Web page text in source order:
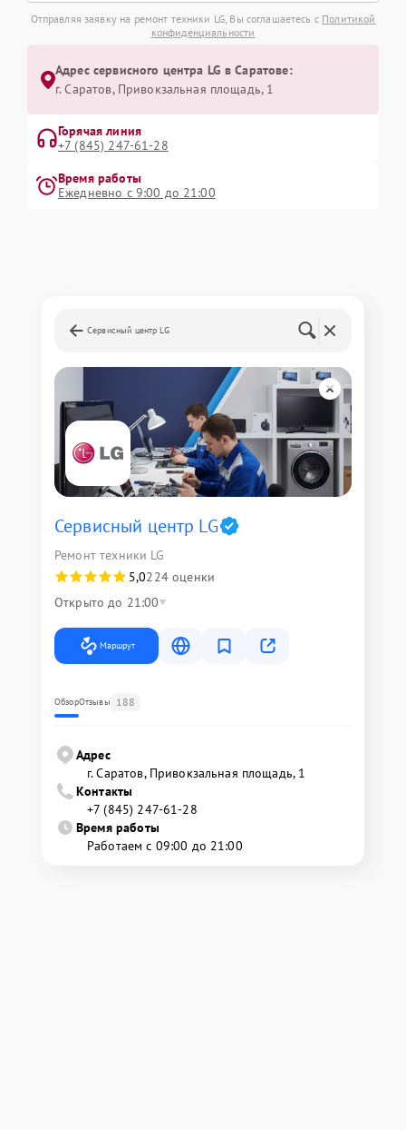
Отправляя заявку на ремонт техники LG, Вы соглашаетесь с Политикой
конфиденциальности
Адрес сервисного центра LG в Саратове:
г. Саратов, Привокзальная площадь, 1
Горячая линия
+7 (845) 247-61-28
Время работы
Ежедневно с 9:00 до 21:00
Сервисный центр LG
Сервисный центр LG
Ремонт техники LG
5,0224 оценки
Открыто до 21:00
Маршрут
ОбзорОтзывы 188
Адрес
г. Саратов, Привокзальная площадь, 1
Контакты
+7 (845) 247-61-28
Время работы
Работаем с 09:00 до 21:00